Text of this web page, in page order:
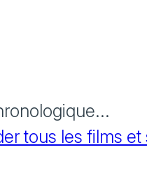
tous les films